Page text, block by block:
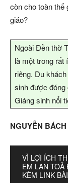
còn cho toàn thế
giáo?
Ngoài Đền thờ
là một trong rất
riêng. Du
sinh được đóng
Giáng sinh nổi
NGUYỄN BÁCH
VÌ LỢI ÍCH
EM LAN TOẢ
KÈM LINK